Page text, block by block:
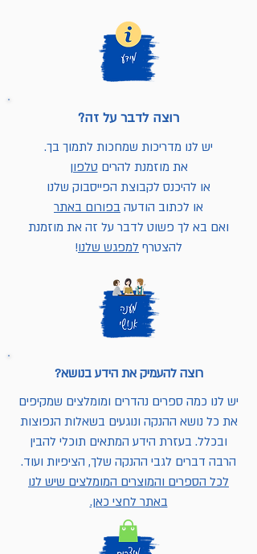
רוצה לדבר על זה?
יש לנו מדריכות שמחכות לתמוך בך.
את מוזמנת להרים טלפון
או להיכנס לקבוצת הפייסבוק שלנו
או לכתוב הודעה בפורום באתר
ואם בא לך פשוט לדבר על זה את מוזמנת
להצטרף למפגש שלנו!
רוצה להעמיק את הידע בנושא?
יש לנו כמה ספרים נהדרים ומומלצים שמקיפים
את כל נושא ההנקה ונוגעים בשאלות הנפוצות
ובכלל. בעזרת הידע המתאים תוכלי להבין
הרבה דברים לגבי ההנקה שלך, הציפיות ועוד.
לכל הספרים והמוצרים המומלצים שיש לנו
באתר לחצי כאן.